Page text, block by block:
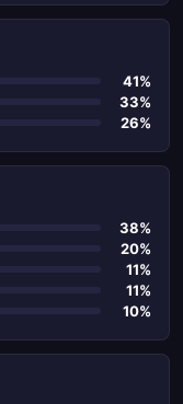
41%
33%
26%
38%
20%
11%
11%
10%